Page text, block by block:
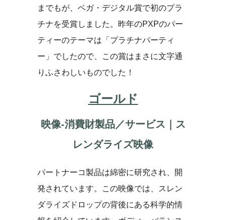
までもが、ベガ・デジタル賞で初のプラ
チナを受賞しました。昨年のPXPのパー
ティーのテーマは「プラチナパーティ
ー」でしたので、この賞はまさに文字通
りふさわしいものでした！
ゴールド
映像-消費財製品／サービス｜ス
レンダライズ映像
パートナーコ製品は綿密に研究され、開
発されています。この映像では、スレン
ダライズドロップの背後にある科学的情